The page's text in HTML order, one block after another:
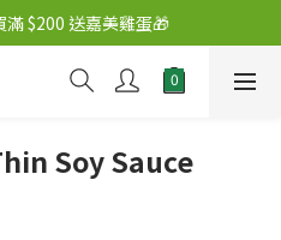
$200 送嘉美雞蛋🎁
Soy Sauce